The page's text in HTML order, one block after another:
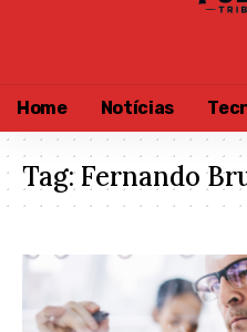
Home Notícias
Tag:Fernando